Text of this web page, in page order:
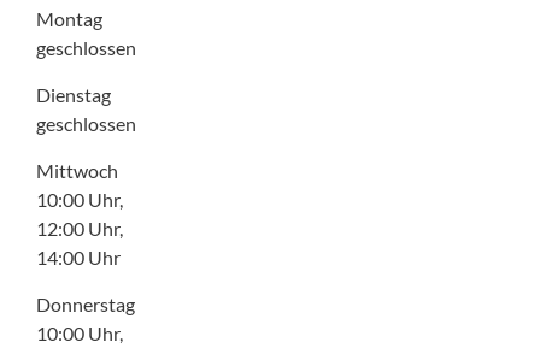
Montag
geschlossen
Dienstag
geschlossen
Mittwoch
10:00 Uhr,
12:00 Uhr,
14:00 Uhr
Donnerstag
10:00 Uhr,